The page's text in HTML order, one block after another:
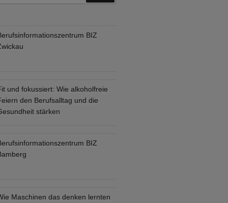
BIZ
und fokussiert: Wie alkoholfreie
den Berufsalltag und die
stärken
BIZ
Maschinen das denken lernten